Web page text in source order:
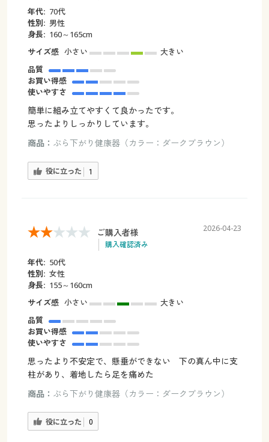
年代: 70代
性別: 男性
身長: 160～165cm
サイズ感 小さい
大きい
品質
お買い得感
使いやすさ
簡単に組み立てやすくて良かったです。
思ったよりしっかりしています。
商品： ぶら下がり健康器（カラー：ダークブラウン）
役に立った 1
ご購入者様
購入確認済み
2026-04-23
年代: 50代
性別: 女性
身長: 155～160cm
サイズ感 小さい
大きい
品質
お買い得感
使いやすさ
思ったより不安定で、懸垂ができない 下の真ん中に支
柱があり、着地したら足を痛めた
商品： ぶら下がり健康器（カラー：ダークブラウン）
役に立った 0